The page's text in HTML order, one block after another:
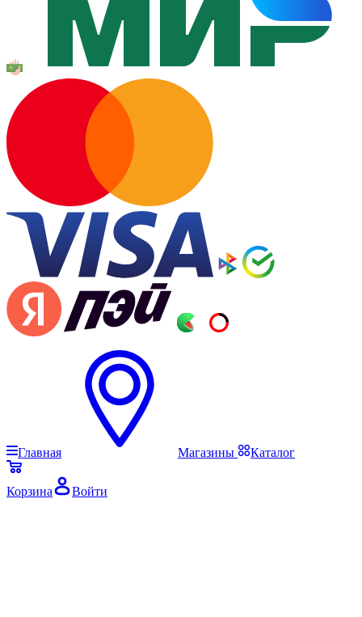
Главная Магазины Каталог
Корзина Войти